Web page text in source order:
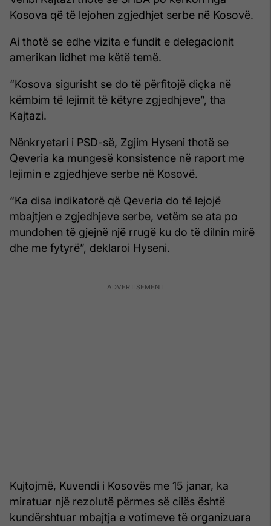
Kosova që të lejohen zgjedhjet serbe në Kosovë.
Ai thotë se edhe vizita e fundit e delegacionit
amerikan lidhet me këtë temë.
“Kosova sigurisht se do të përfitojë diçka në
këmbim të lejimit të këtyre zgjedhjeve”, tha
Kajtazi.
Nënkryetari i PSD-së, Zgjim Hyseni thotë se
Qeveria ka mungesë konsistence në raport me
lejimin e zgjedhjeve serbe në Kosovë.
“Ka disa indikatorë që Qeveria do të lejojë
mbajtjen e zgjedhjeve serbe, vetëm se ata po
mundohen të gjejnë një rrugë ku do të dilnin mirë
dhe me fytyrë”, deklaroi Hyseni.
Kujtojmë, Kuvendi i Kosovës me 15 janar, ka
miratuar një rezolutë përmes së cilës është
kundërshtuar mbajtja e votimeve të organizuara